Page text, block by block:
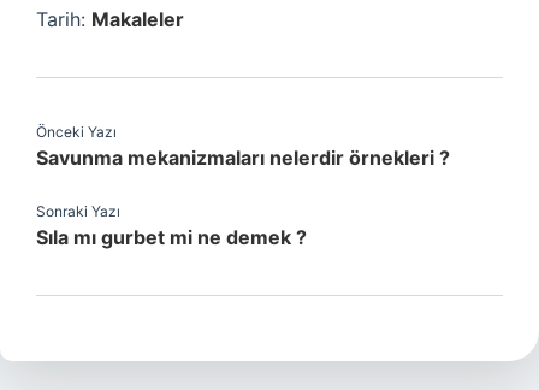
Tarih: Makaleler
Önceki Yazı
Savunma mekanizmaları nelerdir örnekleri ?
Sonraki Yazı
Sıla mı gurbet mi ne demek ?